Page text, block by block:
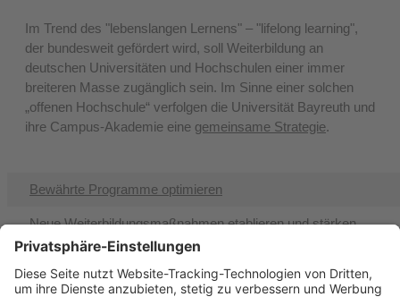
Im Trend des "lebenslangen Lernens" – "lifelong learning",
der bundesweit gefördert wird, soll Weiterbildung an
deutschen Universitäten und Hochschulen einer immer
breiteren Masse zugänglich sein. Im Sinne einer solchen
„offenen Hochschule“ verfolgen die Universität Bayreuth und
ihre Campus-Akademie eine gemeinsame Strategie.
Bewährte Programme optimieren
Neue Weiterbildungsmaßnahmen etablieren und stärken
Das Profil der Universität Bayreuth durch die Weiterbildung
schärfen